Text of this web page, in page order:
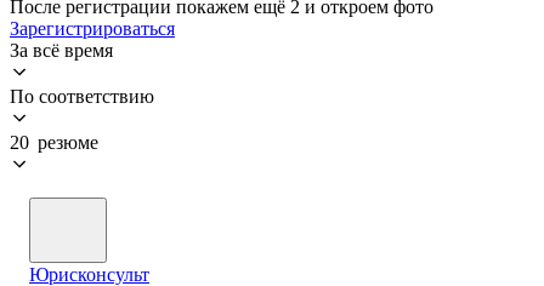
После регистрации покажем ещё 2 и откроем фото
Зарегистрироваться
За всё время
По соответствию
20 резюме
Юрисконсульт